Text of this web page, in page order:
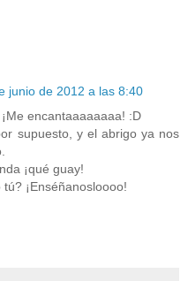
junio de 2012 a las 8:40
encantaaaaaaaa! :D
supuesto, y el abrigo ya nos
¡qué guay!
¡Enséñanosloooo!